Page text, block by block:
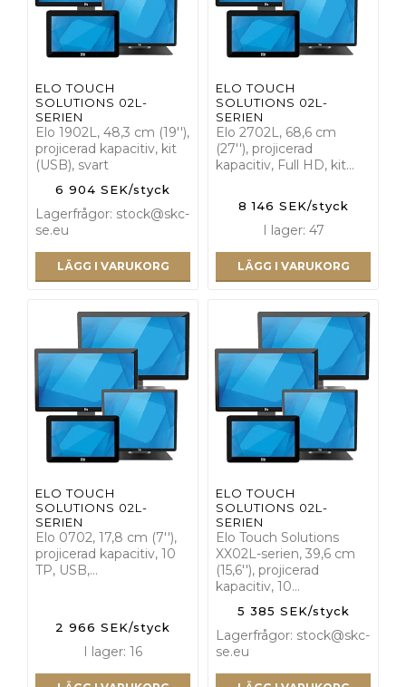
ELO TOUCH
SOLUTIONS 02L-
SERIEN
Elo 1902L, 48,3 cm (19''),
projicerad kapacitiv, kit
(USB), svart
6 904 SEK/styck
Lagerfrågor: stock@skc-
se.eu
LÄGG I VARUKORG
ELO TOUCH
SOLUTIONS 02L-
SERIEN
Elo 2702L, 68,6 cm
(27''), projicerad
kapacitiv, Full HD, kit…
8 146 SEK/styck
I lager: 47
LÄGG I VARUKORG
ELO TOUCH
SOLUTIONS 02L-
SERIEN
Elo 0702, 17,8 cm (7''),
projicerad kapacitiv, 10
TP, USB,…
2 966 SEK/styck
I lager: 16
ELO TOUCH
SOLUTIONS 02L-
SERIEN
Elo Touch Solutions
XX02L-serien, 39,6 cm
(15,6''), projicerad
kapacitiv, 10…
5 385 SEK/styck
Lagerfrågor: stock@skc-
se.eu